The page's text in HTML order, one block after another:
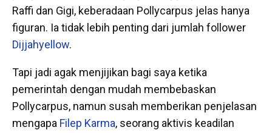
Raffi dan Gigi, keberadaan Pollycarpus jelas hanya
figuran. Ia tidak lebih penting dari jumlah follower
Dijjahyellow.
Tapi jadi agak menjijikan bagi saya ketika
pemerintah dengan mudah membebaskan
Pollycarpus, namun susah memberikan penjelasan
mengapa Filep Karma, seorang aktivis keadilan